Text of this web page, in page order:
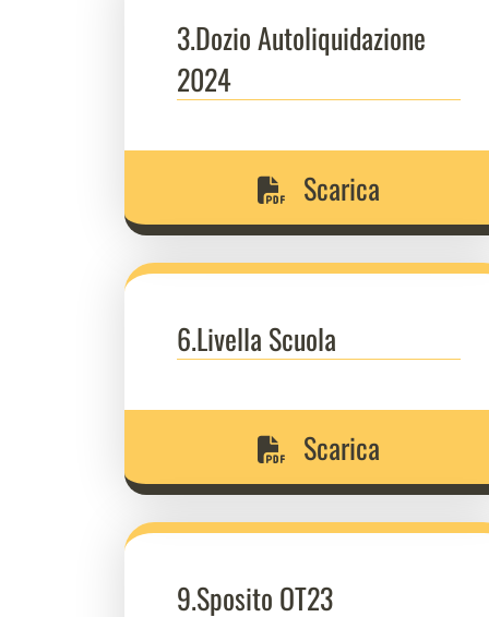
3.Dozio Autoliquidazione
2024
Scarica
6.Livella Scuola
Scarica
9.Sposito OT23